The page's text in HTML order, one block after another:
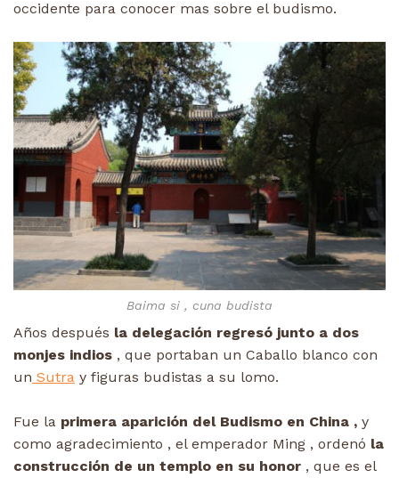
occidente para conocer mas sobre el budismo.
Baima si , cuna budista
Años después la delegación regresó junto a dos
monjes indios , que portaban un Caballo blanco con
un Sutra y figuras budistas a su lomo.
Fue la primera aparición del Budismo en China , y
como agradecimiento , el emperador Ming , ordenó la
construcción de un templo en su honor , que es el